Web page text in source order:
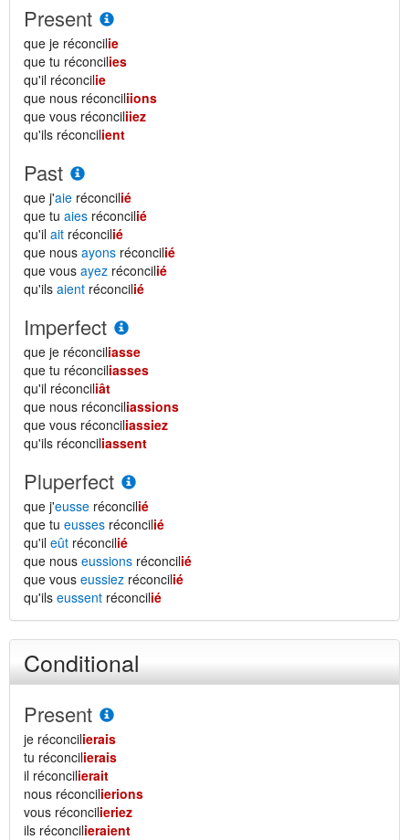
Present
que je réconcilie
que tu réconcilies
qu'il réconcilie
que nous réconciliions
que vous réconciliiez
qu'ils réconcilient
Past
que j'aie réconcilié
que tu aies réconcilié
qu'il ait réconcilié
que nous ayons réconcilié
que vous ayez réconcilié
qu'ils aient réconcilié
Imperfect
que je réconciliasse
que tu réconciliasses
qu'il réconciliât
que nous réconciliassions
que vous réconciliassiez
qu'ils réconciliassent
Pluperfect
que j'eusse réconcilié
que tu eusses réconcilié
qu'il eût réconcilié
que nous eussions réconcilié
que vous eussiez réconcilié
qu'ils eussent réconcilié
Conditional
Present
je réconcilierais
tu réconcilierais
il réconcilierait
nous réconcilierions
vous réconcilieriez
ils réconcilieraient